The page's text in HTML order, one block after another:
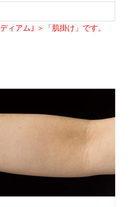
アム｣ ＞「肌掛け」です。